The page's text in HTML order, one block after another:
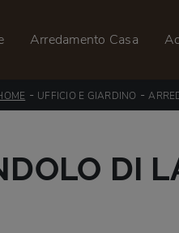
Arredamento Casa
- UFFICIO E GIARDINO -
DI